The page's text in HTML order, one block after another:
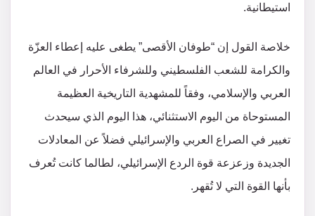
استيطانية.
خلاصة القول إن “طوفان الأقصى” يطغى عليه إعطاء العزّة
والكرامة للشعب الفلسطيني وللشرفاء الأحرار في العالم
العربي والإسلامي، وفقاً للمشهدية التاريخية العظيمة
المستوحاة من اليوم الاستثنائي، هذا اليوم الذي سيحدث
تغيير في الصراع العربي والإسرائيلي فضلاً عن المعادلات
الجديدة وزعزعة قوة الردع الإسرائيلي، لطالما كانت تُعرف
بأنها القوة التي لا تُقهر.